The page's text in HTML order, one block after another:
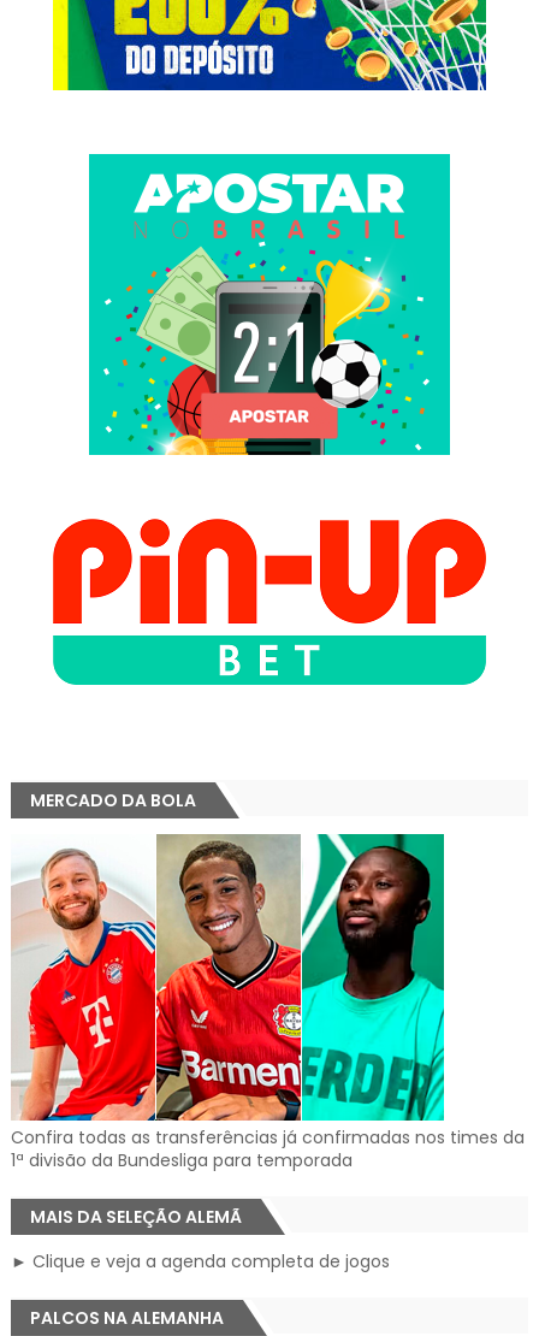
MERCADO DA BOLA
Confira todas as transferências já confirmadas nos times da
1ª divisão da Bundesliga para temporada
MAIS DA SELEÇÃO ALEMÃ
► Clique e veja a agenda completa de jogos
PALCOS NA ALEMANHA